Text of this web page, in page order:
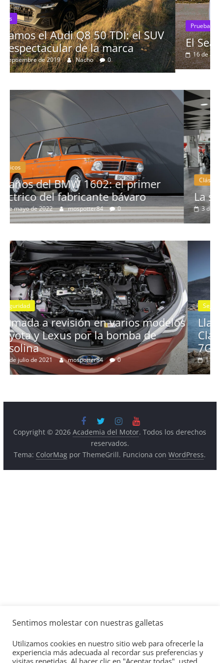
Pruebas
El Seat León 1.6 TDI 115cv a prueba
16 de agosto de 2019 mospotter84 0
Clásicos
La serie 300 de Peugeot
3 de febrero de 2022 mospotter84 0
Seguridad
Llamada a revisión en los Mercedes
Clase A y GLB con cambio
7G-DCT
11 de diciembre de 2020 mospotter84 0
Copyright © 2026 Academia del Motor. Todos los derechos
reservados.
Tema: ColorMag por ThemeGrill. Funciona conWordPress
Sentimos molestar con nuestras galletas
Utilizamos cookies en nuestro sitio web para ofrecerle la
experiencia más adecuada al recordar sus preferencias y
visitas repetidas. Al hacer clic en "Aceptar todas", usted